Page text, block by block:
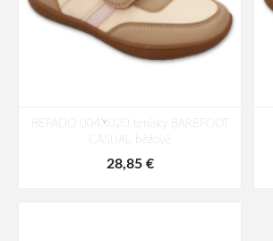
BEFADO 004X020 tenisky BAREFOOT
CASUAL béžové
28,85 €